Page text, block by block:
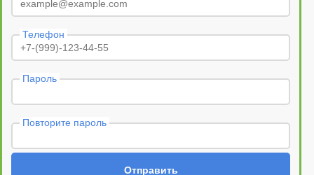
Телефон
Пароль
Повторите пароль
Отправить